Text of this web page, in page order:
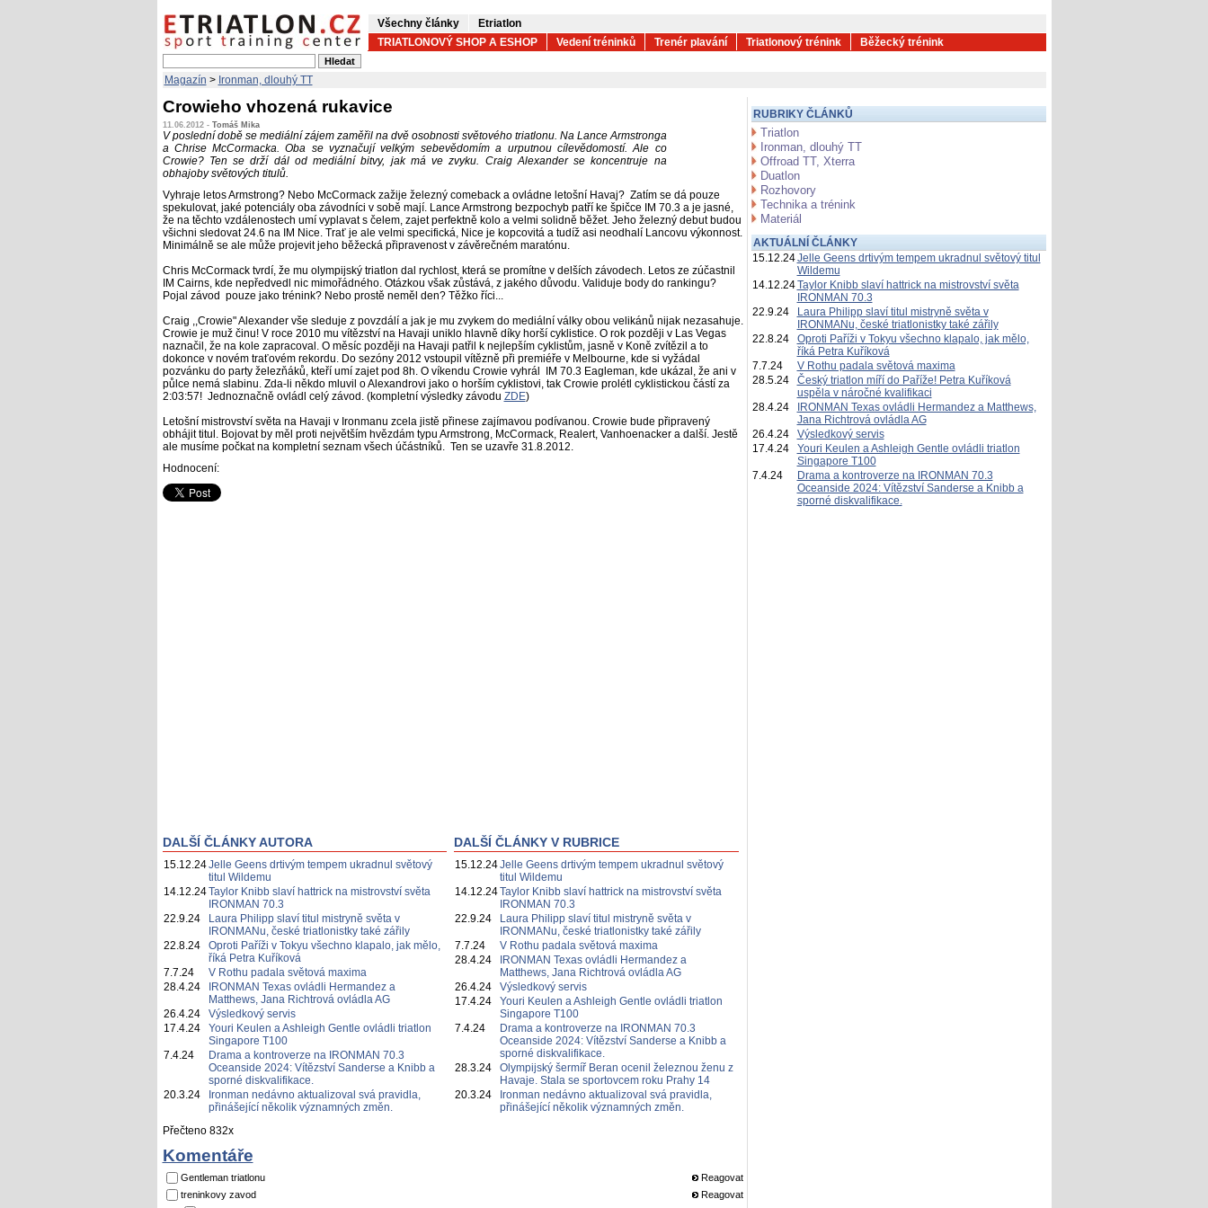
Všechny články
Etriatlon
TRIATLONOVÝ SHOP A ESHOP
Vedení tréninků Trenér plavání Triatlonový trénink Běžecký trénink
Magazín > Ironman, dlouhý TT
Crowieho vhozená rukavice
11.06.2012 - Tomáš Mika
V poslední době se mediální zájem zaměřil na dvě osobnosti světového triatlonu. Na Lance Armstronga
a Chrise McCormacka. Oba se vyznačují velkým sebevědomím a urputnou cílevědomostí. Ale co
Crowie? Ten se drží dál od mediální bitvy, jak má ve zvyku. Craig Alexander se koncentruje na
obhajoby světových titulů.
Vyhraje letos Armstrong? Nebo McCormack zažije železný comeback a ovládne letošní Havaj? Zatím se dá pouze
spekulovat, jaké potenciály oba závodníci v sobě mají. Lance Armstrong bezpochyb patří ke špičce IM 70.3 a je jasné,
že na těchto vzdálenostech umí vyplavat s čelem, zajet perfektně kolo a velmi solidně běžet. Jeho železný debut budou
všichni sledovat 24.6 na IM Nice. Trať je ale velmi specifická, Nice je kopcovitá a tudíž asi neodhalí Lancovu výkonnost.
Minimálně se ale může projevit jeho běžecká připravenost v závěrečném maratónu.
Chris McCormack tvrdí, že mu olympijský triatlon dal rychlost, která se promítne v delších závodech. Letos ze zúčastnil
IM Cairns, kde nepředvedl nic mimořádného. Otázkou však zůstává, z jakého důvodu. Validuje body do rankingu?
Pojal závod pouze jako trénink? Nebo prostě neměl den? Těžko říci...
Craig ,,Crowie" Alexander vše sleduje z povzdálí a jak je mu zvykem do mediální války obou velikánů nijak nezasahuje.
Crowie je muž činu! V roce 2010 mu vítězství na Havaji uniklo hlavně díky horší cyklistice. O rok později v Las Vegas
naznačil, že na kole zapracoval. O měsíc později na Havaji patřil k nejlepším cyklistům, jasně v Koně zvítězil a to
dokonce v novém traťovém rekordu. Do sezóny 2012 vstoupil vítězně při premiéře v Melbourne, kde si vyžádal
pozvánku do party železňáků, kteří umí zajet pod 8h. O víkendu Crowie vyhrál IM 70.3 Eagleman, kde ukázal, že ani v
půlce nemá slabinu. Zda-li někdo mluvil o Alexandrovi jako o horším cyklistovi, tak Crowie prolétl cyklistickou částí za
2:03:57! Jednoznačně ovládl celý závod. (kompletní výsledky závodu ZDE)
Letošní mistrovství světa na Havaji v Ironmanu zcela jistě přinese zajímavou podívanou. Crowie bude připravený
obhájit titul. Bojovat by měl proti největším hvězdám typu Armstrong, McCormack, Realert, Vanhoenacker a další. Jestě
ale musíme počkat na kompletní seznam všech účástníků. Ten se uzavře 31.8.2012.
Hodnocení:
DALŠÍ ČLÁNKY AUTORA
15.12.24Jelle Geens drtivým tempem ukradnul světový
titul Wildemu
14.12.24Taylor Knibb slaví hattrick na mistrovství světa
IRONMAN 70.3
22.9.24
Laura Philipp slaví titul mistryně světa v
IRONMANu, české triatlonistky také zářily
22.8.24
Oproti Paříži v Tokyu všechno klapalo, jak mělo,
říká Petra Kuříková
7.7.24
V Rothu padala světová maxima
28.4.24
IRONMAN Texas ovládli Hermandez a
Matthews, Jana Richtrová ovládla AG
26.4.24
Výsledkový servis
17.4.24
Youri Keulen a Ashleigh Gentle ovládli triatlon
Singapore T100
7.4.24
Drama a kontroverze na IRONMAN 70.3
Oceanside 2024: Vítězství Sanderse a Knibb a
sporné diskvalifikace.
20.3.24
Ironman nedávno aktualizoval svá pravidla,
přinášející několik významných změn.
DALŠÍ ČLÁNKY V RUBRICE
15.12.24Jelle Geens drtivým tempem ukradnul světový
titul Wildemu
14.12.24Taylor Knibb slaví hattrick na mistrovství světa
IRONMAN 70.3
22.9.24
Laura Philipp slaví titul mistryně světa v
IRONMANu, české triatlonistky také zářily
7.7.24
V Rothu padala světová maxima
28.4.24
IRONMAN Texas ovládli Hermandez a
Matthews, Jana Richtrová ovládla AG
26.4.24
Výsledkový servis
17.4.24
Youri Keulen a Ashleigh Gentle ovládli triatlon
Singapore T100
7.4.24
Drama a kontroverze na IRONMAN 70.3
Oceanside 2024: Vítězství Sanderse a Knibb a
sporné diskvalifikace.
28.3.24
Olympijský šermíř Beran ocenil železnou ženu z
Havaje. Stala se sportovcem roku Prahy 14
20.3.24
Ironman nedávno aktualizoval svá pravidla,
přinášející několik významných změn.
Přečteno 832x
Komentáře
Gentleman triatlonu
Reagovat
treninkovy zavod
Reagovat
RUBRIKY ČLÁNKŮ
Triatlon
Ironman, dlouhý TT
Offroad TT, Xterra
Duatlon
Rozhovory
Technika a trénink
Materiál
AKTUÁLNÍ ČLÁNKY
15.12.24Jelle Geens drtivým tempem ukradnul světový titul
Wildemu
14.12.24Taylor Knibb slaví hattrick na mistrovství světa
IRONMAN 70.3
22.9.24
Laura Philipp slaví titul mistryně světa v
IRONMANu, české triatlonistky také zářily
22.8.24
Oproti Paříži v Tokyu všechno klapalo, jak mělo,
říká Petra Kuříková
7.7.24
V Rothu padala světová maxima
28.5.24
Český triatlon míří do Paříže! Petra Kuříková
uspěla v náročné kvalifikaci
28.4.24
IRONMAN Texas ovládli Hermandez a Matthews,
Jana Richtrová ovládla AG
26.4.24
Výsledkový servis
17.4.24
Youri Keulen a Ashleigh Gentle ovládli triatlon
Singapore T100
7.4.24
Drama a kontroverze na IRONMAN 70.3
Oceanside 2024: Vítězství Sanderse a Knibb a
sporné diskvalifikace.